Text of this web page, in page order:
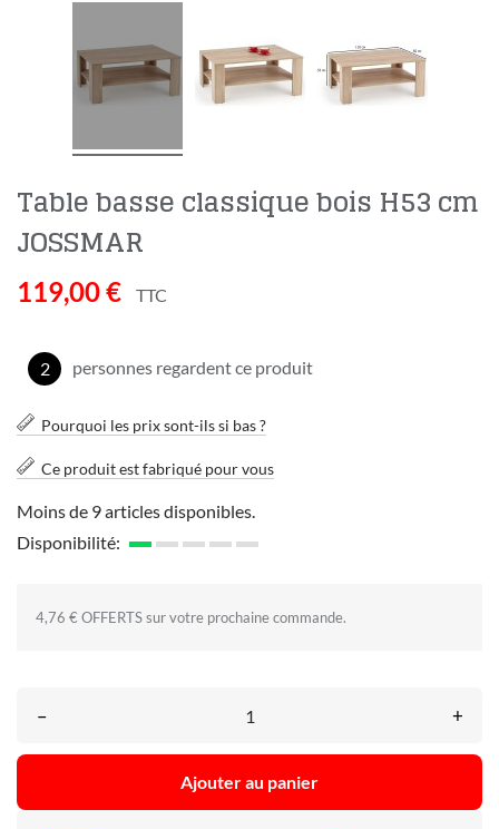
Table basse classique bois H53 cm
JOSSMAR
119,00 € TTC
2 personnes regardent ce produit
Pourquoi les prix sont-ils si bas ?
Ce produit est fabriqué pour vous
Moins de 9 articles disponibles.
Disponibilité:
4,76 € OFFERTS sur votre prochaine commande.
– +
Ajouter au panier